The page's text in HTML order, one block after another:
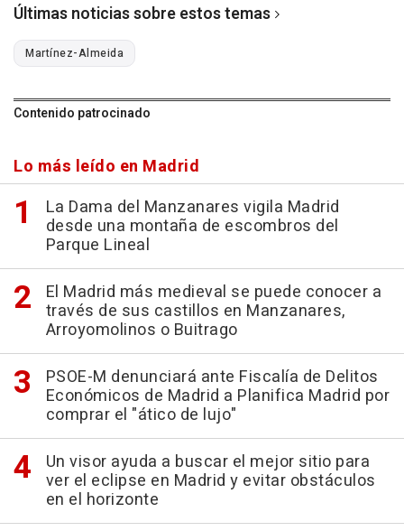
Últimas noticias sobre estos temas
Martínez-Almeida
Contenido patrocinado
Lo más leído en Madrid
La Dama del Manzanares vigila Madrid
desde una montaña de escombros del
Parque Lineal
El Madrid más medieval se puede conocer a
través de sus castillos en Manzanares,
Arroyomolinos o Buitrago
PSOE-M denunciará ante Fiscalía de Delitos
Económicos de Madrid a Planifica Madrid por
comprar el "ático de lujo"
Un visor ayuda a buscar el mejor sitio para
ver el eclipse en Madrid y evitar obstáculos
en el horizonte